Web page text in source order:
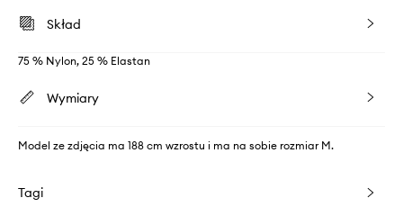
Skład
75 % Nylon, 25 % Elastan
Wymiary
Model ze zdjęcia ma 188 cm wzrostu i ma na sobie rozmiar M.
Tagi